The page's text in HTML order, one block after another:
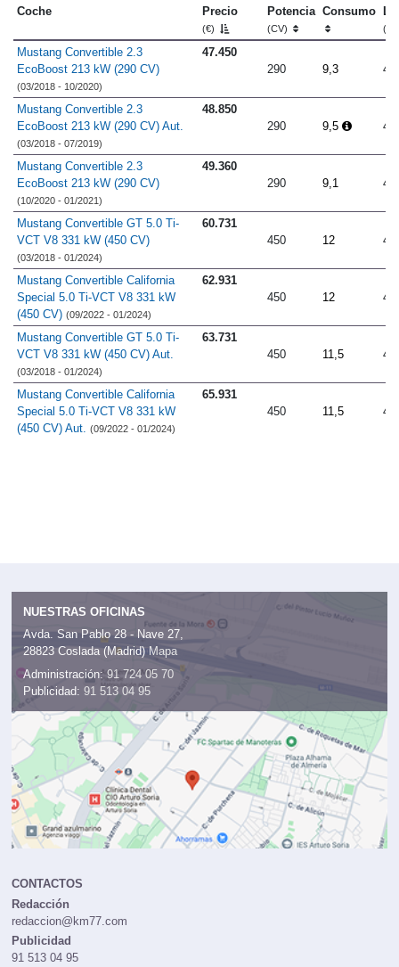
Coche
Precio
(€)
Potencia
(CV)
Consumo
Mustang Convertible 2.3
EcoBoost 213 kW (290 CV)
(03/2018 - 10/2020)
47.450
290
9,3
Mustang Convertible 2.3
EcoBoost 213 kW (290 CV) Aut.
(03/2018 - 07/2019)
48.850
290
9,5
Mustang Convertible 2.3
EcoBoost 213 kW (290 CV)
(10/2020 - 01/2021)
49.360
290
9,1
Mustang Convertible GT 5.0 Ti-
VCT V8 331 kW (450 CV)
(03/2018 - 01/2024)
60.731
450
12
Mustang Convertible California
Special 5.0 Ti-VCT V8 331 kW
(450 CV) (09/2022 - 01/2024)
62.931
450
12
Mustang Convertible GT 5.0 Ti-
VCT V8 331 kW (450 CV) Aut.
(03/2018 - 01/2024)
63.731
450
11,5
Mustang Convertible California
Special 5.0 Ti-VCT V8 331 kW
(450 CV) Aut.
(09/2022 - 01/2024)
65.931
450
11,5
NUESTRAS OFICINAS
Avda. San Pablo 28 - Nave 27,
28823 Coslada (Madrid) Mapa
Administración: 91 724 05 70
Publicidad: 91 513 04 95
CONTACTOS
Redacción
redaccion@km77.com
Publicidad
91 513 04 95